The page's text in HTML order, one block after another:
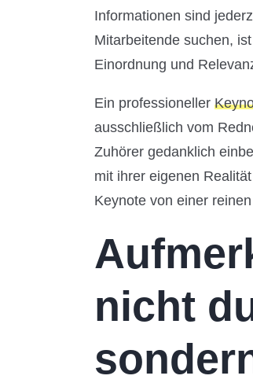
Informationen sind
Mitarbeitende suchen,
Einordnung und
Ein professioneller
ausschließlich vom
Zuhörer gedanklich
mit ihrer eigenen
Keynote von einer
nicht